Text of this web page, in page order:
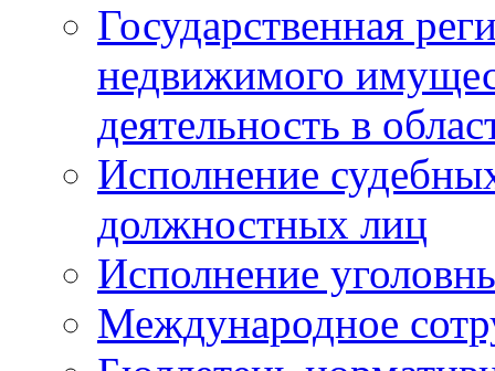
Государственная
недвижимого
деятельность в
Исполнение
должностных лиц
Исполнение
Международное